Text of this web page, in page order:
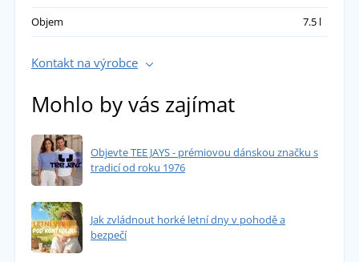
Objem
7.5 l
Kontakt na výrobce
Mohlo by vás zajímat
Objevte TEE JAYS - prémiovou dánskou značku s
tradicí od roku 1976
Jak zvládnout horké letní dny v pohodě a
bezpečí